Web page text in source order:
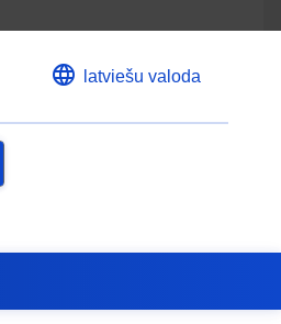
latviešu valoda